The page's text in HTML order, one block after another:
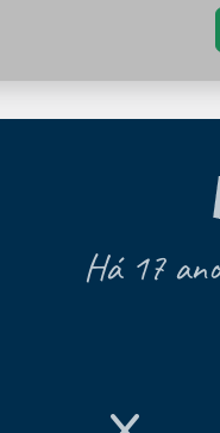
Há 17